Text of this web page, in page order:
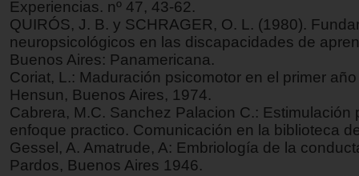
Experiencias. nº 47, 43-62.
QUIRÓS, J. B. y SCHRAGER, O. L. (1980).
neuropsicológicos en las discapacidades de
Buenos Aires: Panamericana.
Coriat, L.: Maduración psicomotor en el primer
Hensun, Buenos Aires, 1974.
Cabrera, M.C. Sanchez Palacion C.: Estimulación
enfoque practico. Comunicación en la biblioteca
Gessel, A. Amatrude, A: Embriología de la
Pardos, Buenos Aires 1946.